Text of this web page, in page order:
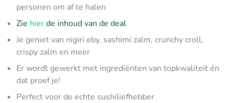
personen om af te halen
Zie hierde inhoud van de deal
Je geniet van nigiri eby, sashimi zalm, crunchy croll,
crispy zalm en meer
Er wordt gewerkt met ingrediënten van topkwaliteit én
dat proef je!
Perfect voor de echte sushiliefhebber